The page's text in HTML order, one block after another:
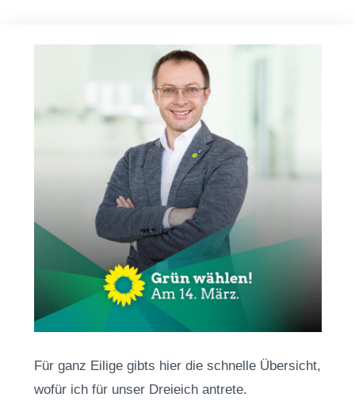
Für ganz Eilige gibts hier die schnelle Übersicht,
wofür ich für unser Dreieich antrete.